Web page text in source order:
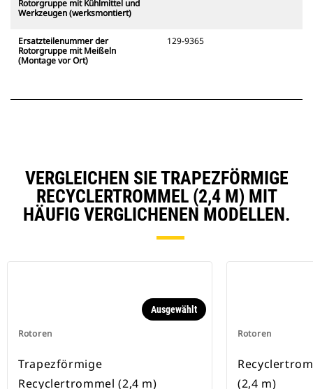
Rotorgruppe mit Kühlmittel und
Werkzeugen (werksmontiert)
Ersatzteilenummer der
Rotorgruppe mit Meißeln
(Montage vor Ort)
129-9365
VERGLEICHEN SIE TRAPEZFÖRMIGE
RECYCLERTROMMEL (2,4 M) MIT
HÄUFIG VERGLICHENEN MODELLEN.
Rotoren
Ausgewählt
Trapezförmige
Recyclertrommel (2,4 m)
Rotoren
(2,4 m)